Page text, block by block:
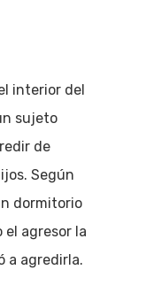
interior del
sujeto
de
Según
dormitorio
el agresor la
a agredirla.